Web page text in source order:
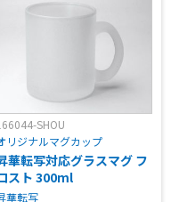
SHOU
リジナルマグカップ
華転写対応グラスマグ フ
スト 300ml
華転写